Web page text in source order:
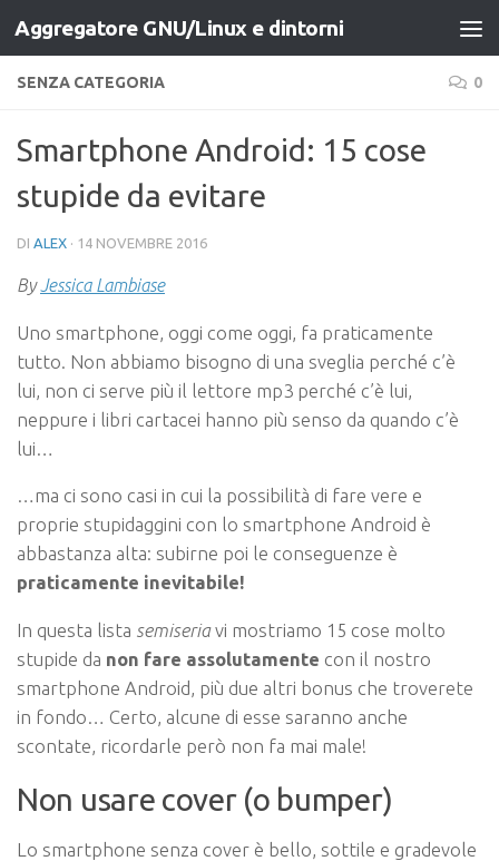
Salta al contenuto
Aggregatore GNU/Linux e dintorni
SENZA CATEGORIA 0
Smartphone Android: 15 cose
stupide da evitare
DI ALEX · 14 NOVEMBRE 2016
ByJessica Lambiase
Uno smartphone, oggi come oggi, fa praticamente
tutto. Non abbiamo bisogno di una sveglia perché c’è
lui, non ci serve più il lettore mp3 perché c’è lui,
neppure i libri cartacei hanno più senso da quando c’è
lui…
…ma ci sono casi in cui la possibilità di fare vere e
proprie stupidaggini con lo smartphone Android è
abbastanza alta: subirne poi le conseguenze è
praticamente inevitabile!
In questa lista semiseriavi mostriamo 15 cose molto
stupide da non fare assolutamente con il nostro
smartphone Android, più due altri bonus che troverete
in fondo… Certo, alcune di esse saranno anche
scontate, ricordarle però non fa mai male!
Non usare cover (o bumper)
Lo smartphone senza cover è bello, sottile e gradevole